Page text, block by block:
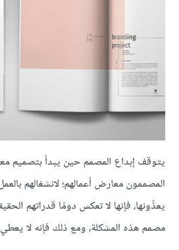
يتوقف إبداع المصمم حين يبدأ بتصميم
المصممون معارض أعمالهم؛ لانشغالهم
يعدُّونها، فإنها لا تعكس دومًا قدراتهم
مصمم هذه المشكلة، ومع ذلك فإنه لا يعطي